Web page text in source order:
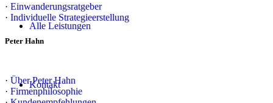
Alle Leistungen
Kontakt
· Einwanderungsratgeber
· Individuelle Strategieerstellung
Peter Hahn
· Über Peter Hahn
· Firmenphilosophie